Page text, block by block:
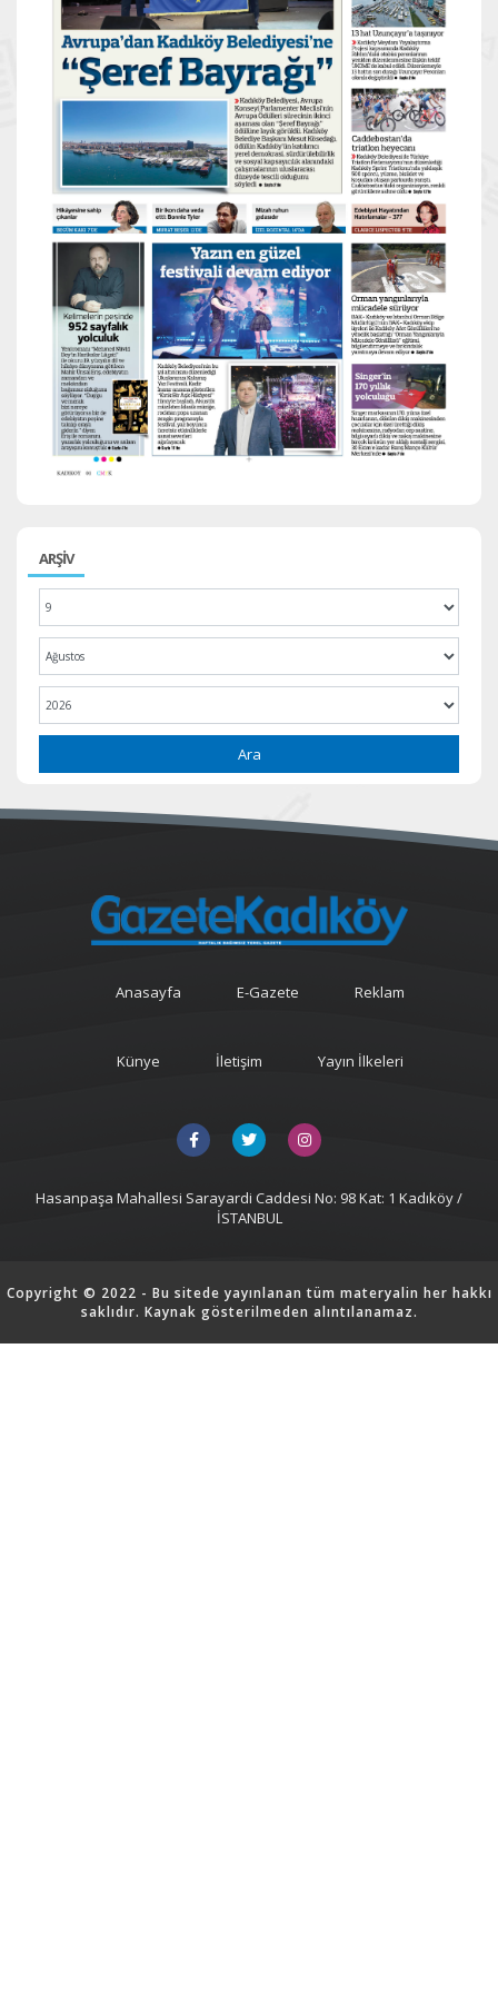
ARŞİV
Ara
Anasayfa E-Gazete Reklam
Künye İletişim Yayın İlkeleri
Hasanpaşa Mahallesi Sarayardi Caddesi No: 98 Kat: 1 Kadıköy /
İSTANBUL
Copyright © 2022 - Bu sitede yayınlanan tüm materyalin her hakkı
saklıdır. Kaynak gösterilmeden alıntılanamaz.